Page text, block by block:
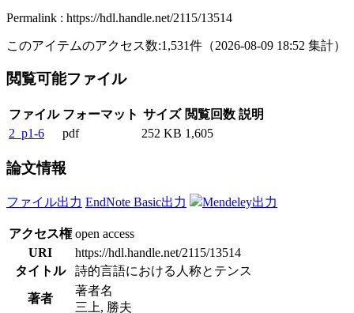
Permalink : https://hdl.handle.net/2115/13514
このアイテムのアクセス数:1,531件 （2026-08-09 18:52 集計）
閲覧可能ファイル
ファイル フォーマット サイズ 閲覧回数 説明
2_p1-6
pdf 252 KB 1,605
論文情報
ファイル出力 EndNote Basic出力 Mendeley出力
アクセス権 open access
URI
https://hdl.handle.net/2115/13514
タイトル
詩的言語における人称とテンス
著者
著者名
三上, 勝夫